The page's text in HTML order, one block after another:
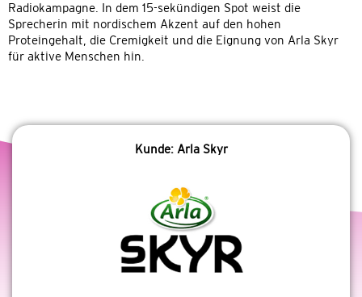
Radiokampagne. In dem 15-sekündigen Spot weist die
Sprecherin mit nordischem Akzent auf den hohen
Proteingehalt, die Cremigkeit und die Eignung von Arla Skyr
für aktive Menschen hin.
Kunde: Arla Skyr